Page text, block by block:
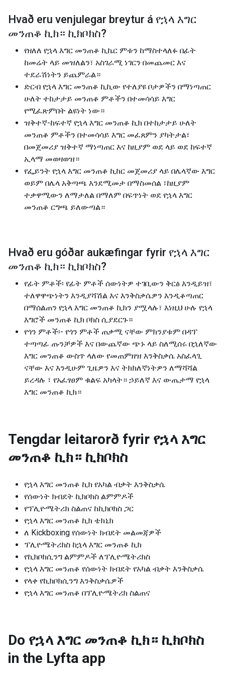
Hvað eru venjulegar breytur á የኋላ እግር
መንጠቆ ኪክ። ኪክቦክስ?
የዘለለ የኋላ እግር መንጠቆ ኪኬር ምቱን ከማስተላለፉ በፊት
ከመሬት ላይ መዝለልን፣ አስገራሚ ነገርን በመጨመር እና
ተደራሽነትን ይጨምራል።
ድርብ የኋላ እግር መንጠቆ ኪኪው የተለያዩ ቦታዎችን በማነጣጠር
ሁለት ተከታታይ መንጠቆ ምቶችን በተመሳሳይ እግር
የሚፈጽምበት ልዩነት ነው።
ዝቅተኛ-ከፍተኛ የኋላ እግር መንጠቆ ኪክ በተከታታይ ሁለት
መንጠቆ ምቶችን በተመሳሳይ እግር መፈጸምን ያካትታል፣
በመጀመሪያ ዝቅተኛ ማነጣጠር እና ከዚያም ወደ ላይ ወደ ከፍተኛ
ኢላማ መወዛወዝ።
የፌይንት የኋላ እግር መንጠቆ ኪከር መጀመሪያ ላይ በሌላኛው እግር
ወይም በሌላ አቅጣጫ እንደሚመታ በማስመሰል ፣ከዚያም
ተቃዋሚውን ለማታለል በማለም በፍጥነት ወደ የኋላ እግር
መንጠቆ ርግጫ ይለውጣል።
Hvað eru góðar aukæfingar fyrir የኋላ እግር
መንጠቆ ኪክ። ኪክቦክስ?
የፊት ምቶች፡ የፊት ምቶች ሰውነትዎ ተገቢውን ቅርፅ እንዲይዝ፣
ተለዋዋጭነትን እንዲያሻሽል እና እንቅስቃሴዎን እንዲቆጣጠር
በማሰልጠን የኋላ እግር መንጠቆ ኪክን ያሟላሉ፣ እነዚህ ሁሉ የኋላ
እግሮች መንጠቆ ኪክ ቦክስ ሲያደርጉ።
የጎን ምቶች፡- የጎን ምቶች ጠቃሚ ናቸው ምክንያቱም በዳፕ
ተጣጣፊ ጡንቻዎች እና በውጨኛው ጭኑ ላይ ስለሚሰሩ በኋለኛው
እግር መንጠቆ ውስጥ ላለው የመጠምዘዝ እንቅስቃሴ አስፈላጊ
ናቸው እና እንዲሁም ጊዜዎን እና ትክክለኛነትዎን ለማሻሻል
ይረዳሉ ፣ የአፈፃፀም ቁልፍ አካላት። ኃይለኛ እና ውጤታማ የኋላ
እግር መንጠቆ ኪክ።
Tengdar leitarorð fyrir የኋላ እግር
መንጠቆ ኪክ። ኪክቦክስ
የኋላ እግር መንጠቆ ኪክ የአካል ብቃት እንቅስቃሴ
የሰውነት ክብደት ኪክቦክስ ልምምዶች
የፕሊዮሜትሪክ ስልጠና ከኪክቦክስ ጋር
የኋላ እግር መንጠቆ ኪክ ቴክኒክ
ለ Kickboxing የሰውነት ክብደት መልመጃዎች
ፕሊዮሜትሪክስ ከኋላ እግር መንጠቆ ኪክ
የኪክቦክሲንግ ልምምዶች ለፕሊዮሜትሪክስ
የኋላ እግር መንጠቆ የሰውነት ክብደት የአካል ብቃት እንቅስቃሴ
የላቀ የኪክቦክሲንግ እንቅስቃሴዎች
የኋላ እግር መንጠቆ በፕሊዮሜትሪክ ስልጠና
Do የኋላ እግር መንጠቆ ኪክ። ኪክቦክስ
in the Lyfta app